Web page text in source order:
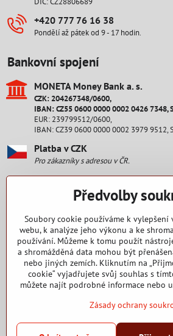
+420 777 76 16 38
Pondělí až pátek od 9 - 17 hodin.
Bankovní spojení
MONETA Money Bank a​. s​.
CZK: 204267348/0600,
IBAN: CZ55 0600 0000 0002 0426 7348,
EUR: 239799512/0600,
IBAN: CZ39 0600 0000 0002 3979 9512,
Platba v CZK
Pro zákazníky s adresou v ČR.
Platba v EUR
Pro zákazníky s adresou na Slovensku.
Staňte se fanouškem
Facebook
Nakupování
2015 - 2025 Copyright RENEW CZ s. r. o.
Předvolby
Soubory cookie používáme k vylepšení
webu, k analýze jeho výkonu a ke
používání. Můžeme k tomu použít
a shromážděná data mohou být
nebo jiných zemích. Kliknutím na
cookie“ vyjadřujete svůj souhlas s
můžete najít podrobné informace nebo
Zásady ochrany